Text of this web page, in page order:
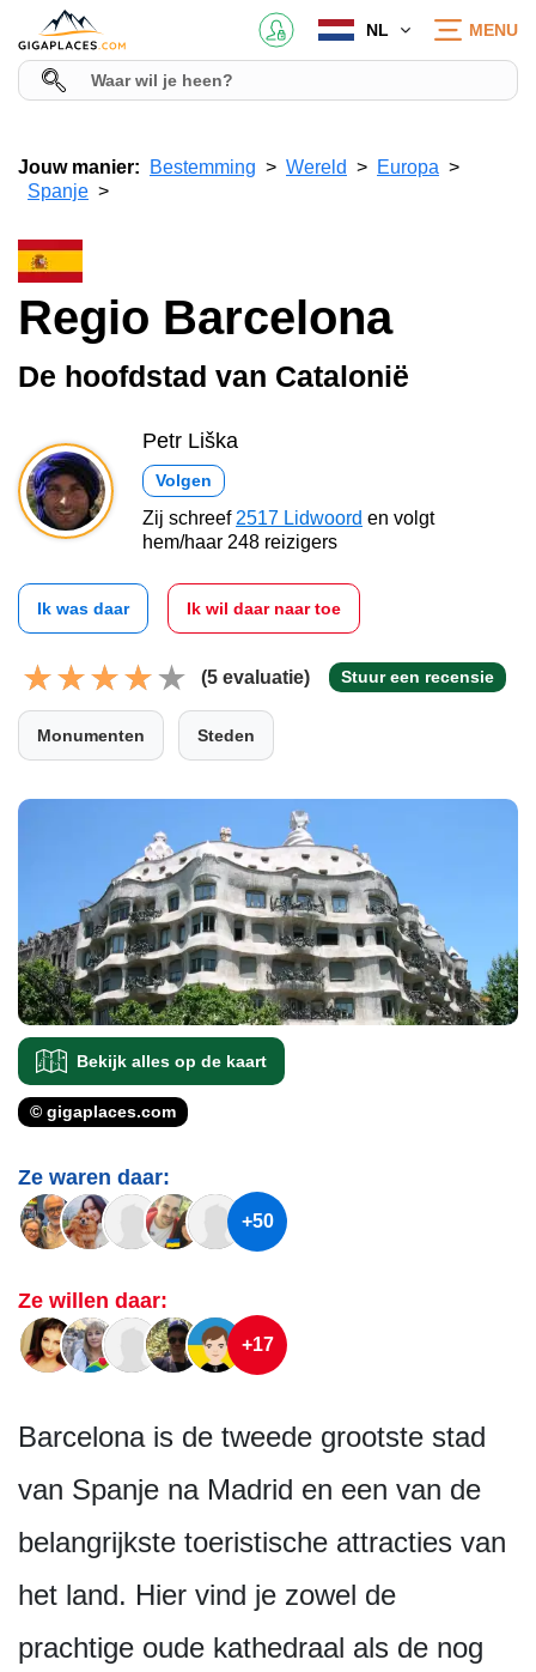
NL MENU
Jouw manier: Bestemming Wereld
Europa
Spanje
Regio Barcelona
De hoofdstad van Catalonië
Petr Liška
Volgen
Zij schreef 2517 Lidwoord en volgt
hem/haar 248 reizigers
Ik was daar Ik wil daar naar toe
(5 evaluatie) Stuur een recensie
Monumenten Steden
Bekijk alles op de kaart
© gigaplaces.com
Ze waren daar:
+50
Ze willen daar:
+17
Barcelona is de tweede grootste stad
van Spanje na Madrid en een van de
belangrijkste toeristische attracties van
het land. Hier vind je zowel de
prachtige oude kathedraal als de nog